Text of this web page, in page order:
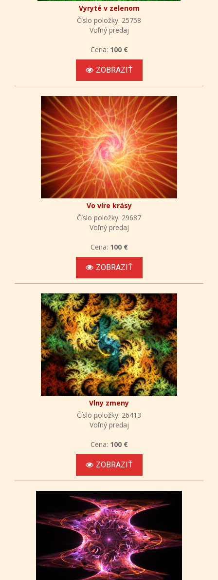
Vyryté v zelenom
Číslo položky: 25758
Voľný predaj
Cena: 100 €
ZOBRAZIŤ
Vo víre krásy
Číslo položky: 29687
Voľný predaj
Cena: 100 €
ZOBRAZIŤ
Vlny zmeny
Číslo položky: 26413
Voľný predaj
Cena: 100 €
ZOBRAZIŤ